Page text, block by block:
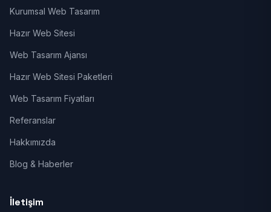
Kurumsal Web Tasarım
Hazır Web Sitesi
Web Tasarım Ajansı
Hazır Web Sitesi Paketleri
Web Tasarım Fiyatları
Referanslar
Hakkımızda
Blog & Haberler
İletişim